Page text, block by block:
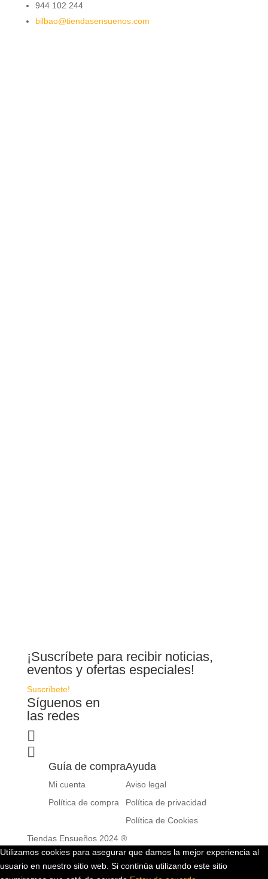
944 102 244
bilbao@tiendasensuenos.com
¡Suscríbete para recibir noticias,
eventos y ofertas especiales!
Suscríbete!
Síguenos en
las redes
Guía de compra
Mi cuenta
Política de compra
Ayuda
Aviso legal
Política de privacidad
Política de Cookies
Tiendas Ensueños 2024 ®
Utilizamos cookies para asegurar que damos la mejor experiencia al
usuario en nuestro sitio web. Si continúa utilizando este sitio